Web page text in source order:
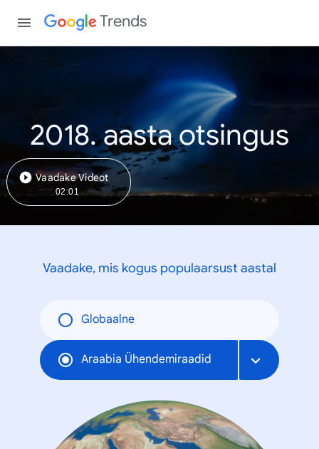
Trends
2018. aasta otsingus
Vaadake Videot
02:01
Vaadake, mis kogus populaarsust aastal
Globaalne
Araabia Ühendemiraadid